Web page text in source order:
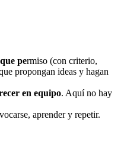
permiso (con criterio,
propongan ideas y hagan
en equipo. Aquí no hay
aprender y repetir.